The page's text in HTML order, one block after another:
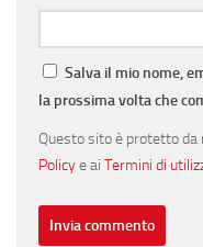
Salva il mio nome,
la prossima volta che
Questo sito è protetto da
Policye ai Termini di